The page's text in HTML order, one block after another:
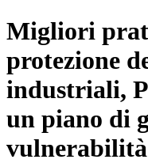
Migliori
protezione
industriali,
un piano di
vulnerabilità